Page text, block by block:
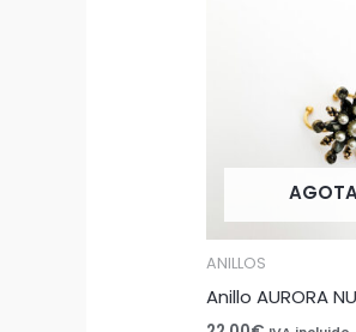
ANILLOS
Anillo AURORA